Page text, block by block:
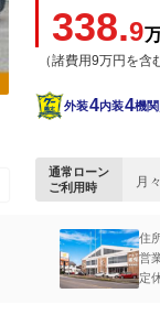
338.9
（諸費用9万円を含
外装4内装4機
通常ローン
ご利用時
月々
住
営
定